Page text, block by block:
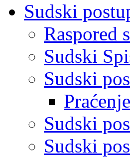
Sudski
Raspored
Sudski
Sudski
Sudski
Sudski